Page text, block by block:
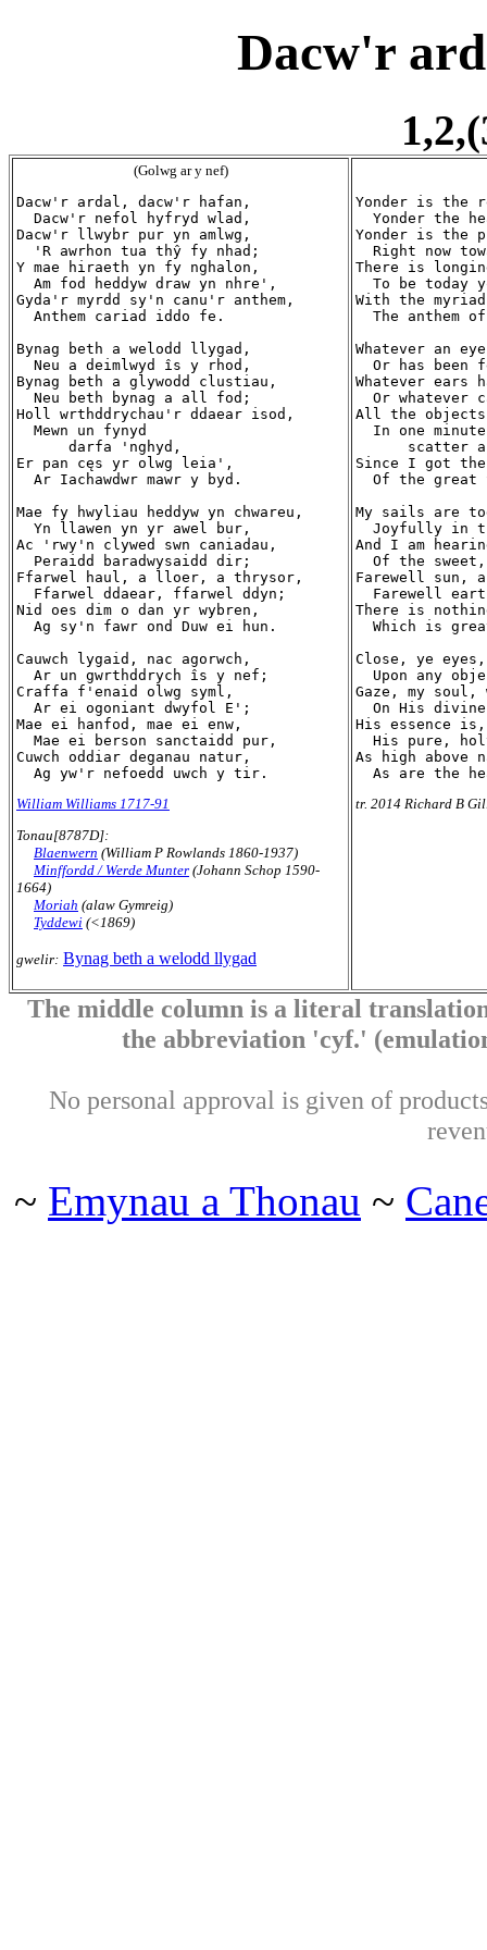
Dacw'r
(Golwg ar y nef)
Dacw'r ardal, dacw'r hafan,
  Dacw'r nefol hyfryd wlad,
Dacw'r llwybr pur yn amlwg,
  'R awrhon tua thŷ fy nhad;
Y mae hiraeth yn fy nghalon,
  Am fod heddyw draw yn nhre',
Gyda'r myrdd sy'n canu'r anthem,
  Anthem cariad iddo fe.
Bynag beth a welodd llygad,
  Neu a deimlwyd îs y rhod,
Bynag beth a glywodd clustiau,
  Neu beth bynag a all fod;
Holl wrthddrychau'r ddaear isod,
  Mewn un fynyd
      darfa 'nghyd,
Er pan cęs yr olwg leia',
  Ar Iachawdwr mawr y byd.
Mae fy hwyliau heddyw yn chwareu,
  Yn llawen yn yr awel bur,
Ac 'rwy'n clywed swn caniadau,
  Peraidd baradwysaidd dir;
Ffarwel haul, a lloer, a thrysor,
  Ffarwel ddaear, ffarwel ddyn;
Nid oes dim o dan yr wybren,
  Ag sy'n fawr ond Duw ei hun.
Cauwch lygaid, nac agorwch,
  Ar un gwrthddrych îs y nef;
Craffa f'enaid olwg syml,
  Ar ei ogoniant dwyfol E';
Mae ei hanfod, mae ei enw,
  Mae ei berson sanctaidd pur,
Cuwch oddiar deganau natur,
William Williams 1717-91
Tonau[8787D]:
Blaenwern (William P Rowlands 1860-1937)
Minffordd / Werde Munter (Johann Schop 1590-
1664)
Moriah (alaw Gymreig)
Tyddewi (<1869)
gwelir: Bynag beth a welodd llygad
Yonder is the
Yonder the
Yonder is the
Right now
There is
To be today
With the
The anthem
Whatever an
Or has been
Whatever ears
Or whatever
All the
In one
scatter
Since I got
Of the great
My sails are
Joyfully in
And I am
Of the
Farewell sun,
Farewell
There is
Which is
Close, ye
Upon any
Gaze, my
On His
His essence
His pure,
As high
tr. 2014 Richard B
The middle column is a literal
the abbreviation 'cyf.'
No personal approval is given of
~ Emynau a Thonau ~